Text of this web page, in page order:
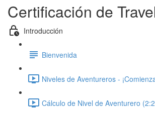
Certificación de
Introducción
Bienvenida
Niveles de Aventureros -
Cálculo de Nivel de Aventurero